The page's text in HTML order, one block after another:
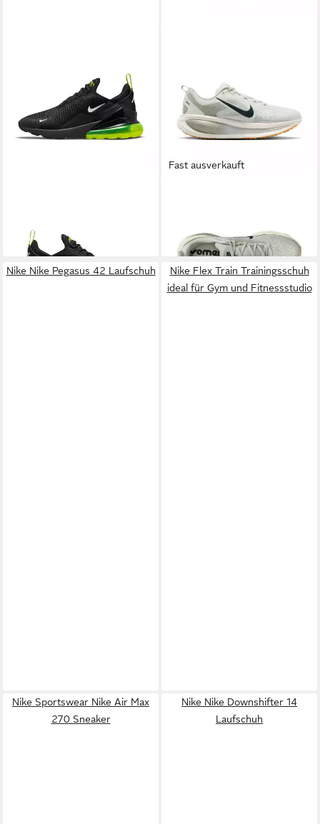
ab 156,99 €
Fast ausverkauft
+5
Nike Nike Pegasus 42 Laufschuh
Nike Flex Train Trainingsschuh
ideal für Gym und Fitnessstudio
Nike Sportswear Nike Air Max
270 Sneaker
Nike Nike Downshifter 14
Laufschuh